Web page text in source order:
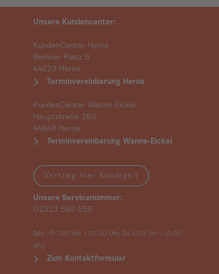
Unsere Kundencenter:
KundenCenter Herne
Berliner Platz 9
44623 Herne
Terminvereinbarung Herne
KundenCenter Wanne-Eickel
Hauptstraße 263
44649 Herne
Terminvereinbarung Wanne-Eickel
Vertrag hier kündigen
Unsere Servicenummer:
02323 592-555
(Mo - Fr 7.30 Uhr – 20.00 Uhr; Sa 9.00 Uhr – 13.00
Uhr)
Zum Kontaktformular